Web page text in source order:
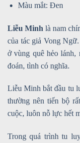
Màu mắt: Đen
Liễu Minh là nam
của tác giả Vong
ở vùng quê hẻo
đoán, tình có nghĩa.
Liễu Minh bắt đầu tu
thường nên tiến bộ
cuộc, luôn nỗ lực hết
Trong quá trình tu